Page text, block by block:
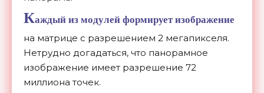
Каждый из модулей формирует изображение
на матрице с разрешением 2 мегапикселя.
Нетрудно догадаться, что панорамное
изображение имеет разрешение 72
миллиона точек.